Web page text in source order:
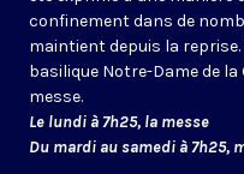
confinement dans de
maintient depuis la
basilique Notre-Dame de la
messe.
Le lundi à 7h25, la messe
Du mardi au samedi à 7h25,